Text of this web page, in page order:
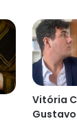
Vitória